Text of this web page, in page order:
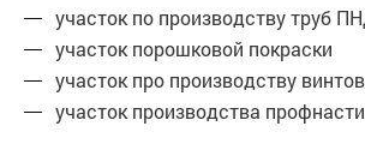
участок по производству труб
участок порошковой покраски
участок про производству
участок производства